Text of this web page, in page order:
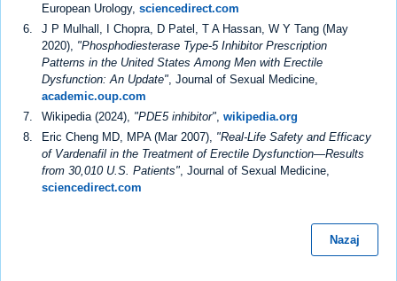
European Urology, sciencedirect.com
J P Mulhall, I Chopra, D Patel, T A Hassan, W Y Tang (May
2020), "Phosphodiesterase Type-5 Inhibitor Prescription
Patterns in the United States Among Men with Erectile
Dysfunction: An Update" , Journal of Sexual Medicine,
academic.oup.com
Wikipedia (2024), "PDE5 inhibitor" wikipedia.org
Eric Cheng MD, MPA (Mar 2007), "Real-Life Safety and Efficacy
of Vardenafil in the Treatment of Erectile Dysfunction—Results
from 30,010 U.S. Patients" , Journal of Sexual Medicine,
sciencedirect.com
Nazaj